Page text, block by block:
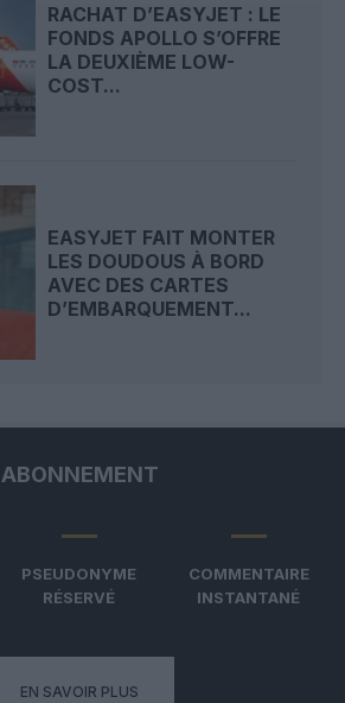
RACHAT D’EASYJET : LE
FONDS APOLLO S’OFFRE
LA DEUXIÈME LOW-
COST...
EASYJET FAIT MONTER
LES DOUDOUS À BORD
AVEC DES CARTES
D’EMBARQUEMENT...
ABONNEMENT
PSEUDONYME
RÉSERVÉ
COMMENTAIRE
INSTANTANÉ
EN SAVOIR PLUS